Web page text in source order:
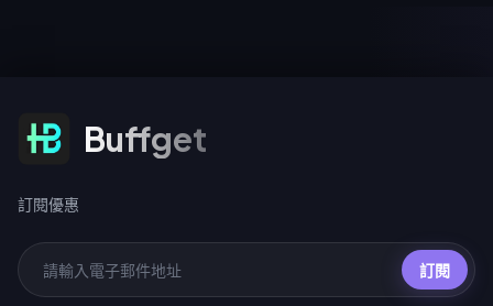
訂閱優惠 Buffget
訂閱優惠
訂閱